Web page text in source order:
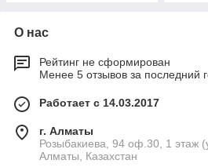
О нас
Рейтинг не сформирован
Менее 5 отзывов за последний
Работает с 14.03.2017
г. Алматы
Розыбакиева, 94 оф.30, 1 этаж
Алматы, Казахстан